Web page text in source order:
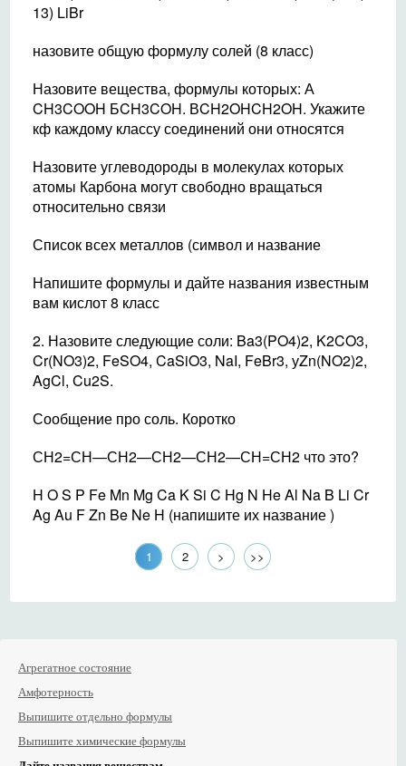
13) LiBr
назовите общую формулу солей (8 класс)
Назовите вещества, формулы которых: А
CH3COOH БCH3COH. ВCH2OHCH2OH. Укажите
кф каждому классу соединений они относятся
Назовите углеводороды в молекулах которых
атомы Карбона могут свободно вращаться
относительно связи
Список всех металлов (символ и название
Напишите формулы и дайте названия известны​м
вам кислот 8 класс
2. Назовите следующие соли: Ba3(PO4)2, K2CO3,
Cr(NO3)2, FeSO4, CaSiO3, NaI, FeBr3, уZn(NO2)2,
AgCl, Cu2S.
Сообщение про соль. Коротко
СН2=СН—СН2—СН2—СН2—СН=СН2 что это?
H O S P Fe Mn Mg Ca K Si C Hg N He Al Na B Li Cr
Ag Au F Zn Be Ne H (напишите их название )
1 2 > >>
Агрегатное состояние
Амфотерность
Выпишите отдельно формулы
Выпишите химические формулы